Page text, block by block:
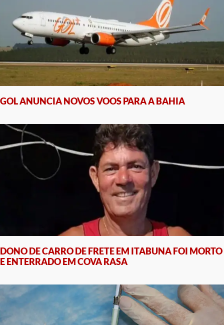
GOL ANUNCIA NOVOS VOOS PARA A BAHIA
DONO DE CARRO DE FRETE EM ITABUNA FOI MORTO
E ENTERRADO EM COVA RASA